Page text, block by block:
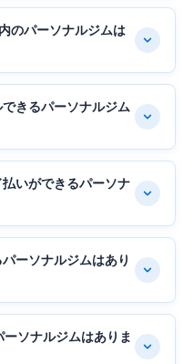
のパーソナルジムは
きるパーソナルジム
いができるパーソナ
ーソナルジムはあり
ソナルジムはありま